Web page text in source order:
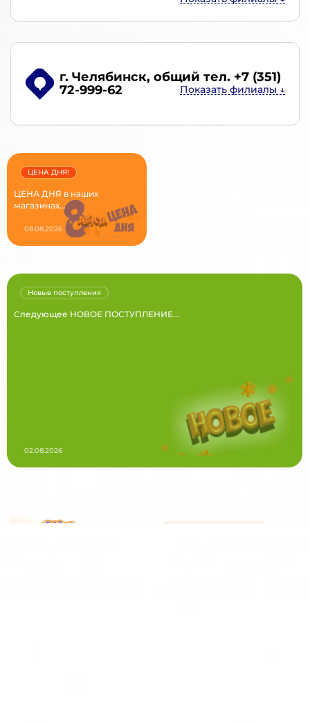
г. Челябинск, общий тел. +7 (351)
72-999-62
ЦЕНА ДНЯ в наших
магазинах...
ЦЕНА ДНЯ!
08.08.2026
Следующее НОВОЕ ПОСТУПЛЕНИЕ...
Новые поступления
02.08.2026